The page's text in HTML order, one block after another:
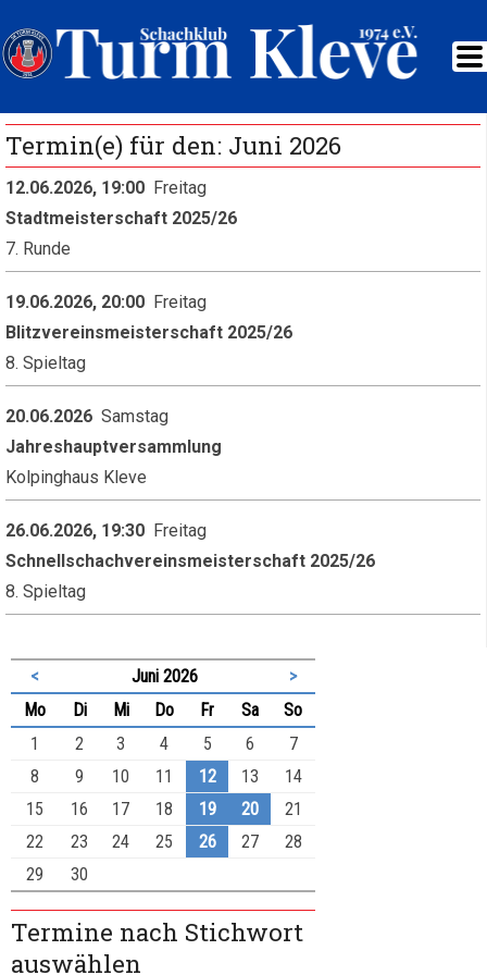
Termin(e) für den: Juni 2026
12.06.2026, 19:00 Freitag
Stadtmeisterschaft 2025/26
7. Runde
19.06.2026, 20:00 Freitag
Blitzvereinsmeisterschaft 2025/26
8. Spieltag
20.06.2026 Samstag
Jahreshauptversammlung
Kolpinghaus Kleve
26.06.2026, 19:30 Freitag
Schnellschachvereinsmeisterschaft 2025/26
8. Spieltag
< Juni 2026
>
Montag Dienstag
Mittwoch
Donnerstag
FreitagSamstag
Sonntag
1
2 3 4 5 6
7
8
9 10 11 12 13
14
15
16 17 18 19 20
21
22
23 24 25 26 27
28
29
30
Termine nach Stichwort
auswählen